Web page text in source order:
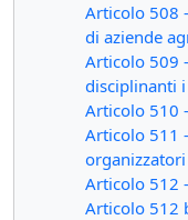
Articolo 508
di aziende
Articolo 509
disciplinanti
Articolo 510
Articolo 511
organizzatori
Articolo 512
Articolo 512